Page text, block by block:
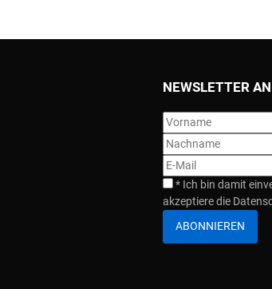
NEWSLETTER
* Ich bin damit
akzeptiere die
ABONNIEREN